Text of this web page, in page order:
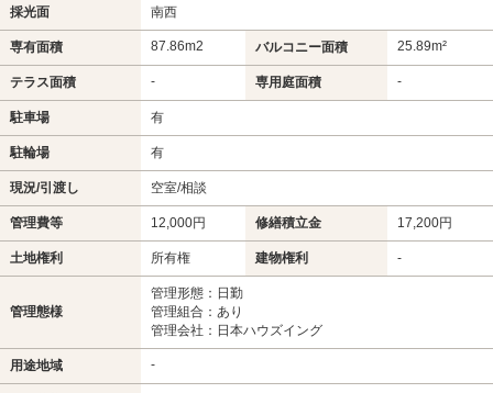
採光面 南西
専有面積 87.86m2 バルコニー面積 25.89m²
テラス面積 - 専用庭面積 -
駐車場 有
駐輪場 有
現況/引渡し 空室/相談
管理費等 12,000円 修繕積立金 17,200円
土地権利 所有権 建物権利 -
管理態様
管理形態：日勤
管理組合：あり
管理会社：日本ハウズイング
用途地域 -